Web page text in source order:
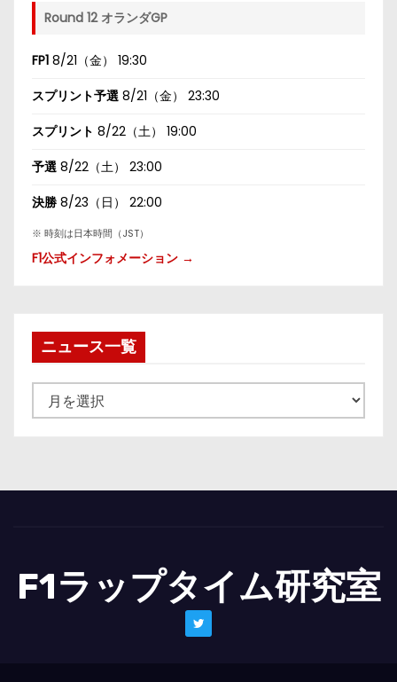
Round 12 オランダGP
FP1 8/21（金） 19:30
スプリント予選 8/21（金） 23:30
スプリント 8/22（土） 19:00
予選 8/22（土） 23:00
決勝 8/23（日） 22:00
※ 時刻は日本時間（JST）
F1公式インフォメーション →
ニュース一覧
ュ
一
F1ラップタイム研究室